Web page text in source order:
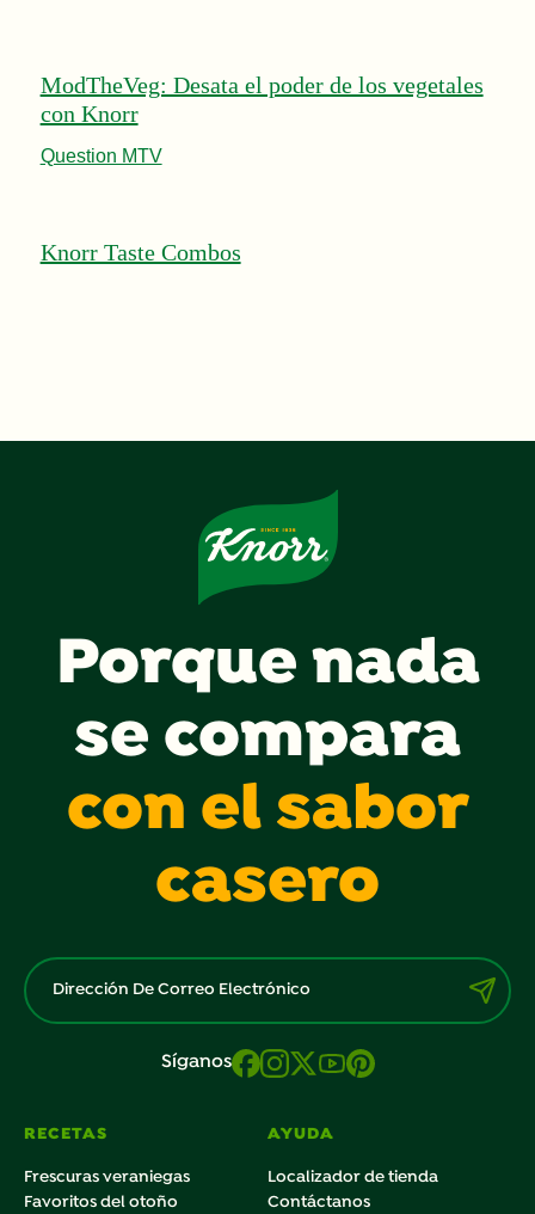
ModTheVeg: Desata el poder de los vegetales
con Knorr
Question MTV
Knorr Taste Combos
Porque nada
se compara
con el sabor
casero
Síganos
RECETAS
Frescuras veraniegas
Favoritos del otoño
AYUDA
Localizador de tienda
Contáctanos